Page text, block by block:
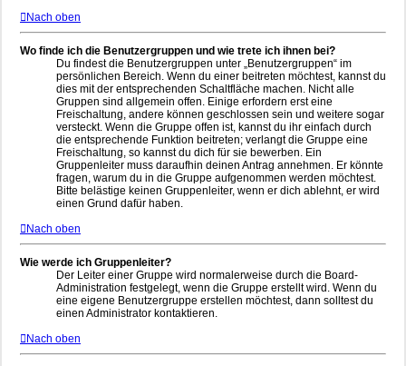
Nach oben
Wo finde ich die Benutzergruppen und wie trete ich ihnen bei?
Du findest die Benutzergruppen unter „Benutzergruppen“ im
persönlichen Bereich. Wenn du einer beitreten möchtest, kannst du
dies mit der entsprechenden Schaltfläche machen. Nicht alle
Gruppen sind allgemein offen. Einige erfordern erst eine
Freischaltung, andere können geschlossen sein und weitere sogar
versteckt. Wenn die Gruppe offen ist, kannst du ihr einfach durch
die entsprechende Funktion beitreten; verlangt die Gruppe eine
Freischaltung, so kannst du dich für sie bewerben. Ein
Gruppenleiter muss daraufhin deinen Antrag annehmen. Er könnte
fragen, warum du in die Gruppe aufgenommen werden möchtest.
Bitte belästige keinen Gruppenleiter, wenn er dich ablehnt, er wird
einen Grund dafür haben.
Nach oben
Wie werde ich Gruppenleiter?
Der Leiter einer Gruppe wird normalerweise durch die Board-
Administration festgelegt, wenn die Gruppe erstellt wird. Wenn du
eine eigene Benutzergruppe erstellen möchtest, dann solltest du
einen Administrator kontaktieren.
Nach oben